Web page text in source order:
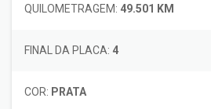
QUILOMETRAGEM: 49.501 KM
FINAL DA PLACA: 4
COR: PRATA